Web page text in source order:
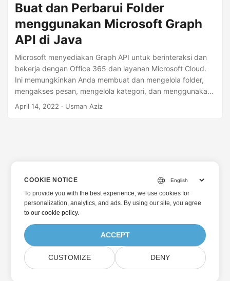
Buat dan Perbarui Folder
menggunakan Microsoft Graph
API di Java
Microsoft menyediakan Graph API untuk berinteraksi dan
bekerja dengan Office 365 dan layanan Microsoft Cloud.
Ini memungkinkan Anda membuat dan mengelola folder,
mengakses pesan, mengelola kategori, dan menggunakan
layanan lain secara terprogram. Pada artikel ini, Anda akan
April 14, 2022 · Usman Aziz
COOKIE NOTICE
To provide you with the best experience, we use cookies for
personalization, analytics, and ads. By using our site, you agree
toour cookie policy.
ACCEPT
CUSTOMIZE DENY